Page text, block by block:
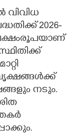
വിവിധ
2026-
ലക്ഷംരൂപയാണ്
വൃക്ഷങ്ങൾക്ക്
നടും.